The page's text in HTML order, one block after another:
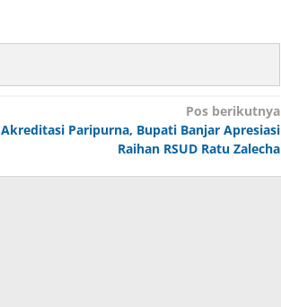
Pos berikutnya
Akreditasi Paripurna, Bupati Banjar Apresiasi
Raihan RSUD Ratu Zalecha